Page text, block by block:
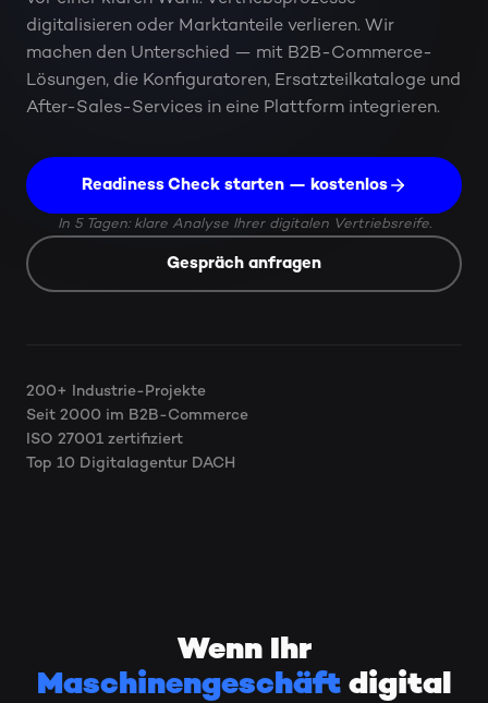
digitalisieren oder Marktanteile verlieren. Wir
machen den Unterschied — mit B2B-Commerce-
Lösungen, die Konfiguratoren, Ersatzteilkataloge und
After-Sales-Services in eine Plattform integrieren.
Readiness Check starten — kostenlos
In 5 Tagen: klare Analyse Ihrer digitalen Vertriebsreife.
Gespräch anfragen
200+ Industrie-Projekte
Seit 2000 im B2B-Commerce
ISO 27001 zertifiziert
Top 10 Digitalagentur DACH
Wenn Ihr
Maschinengeschäftdigital